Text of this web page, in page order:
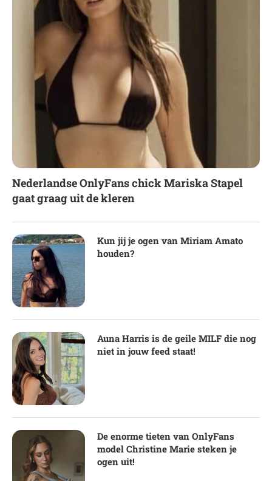
Nederlandse OnlyFans chick Mariska Stapel
gaat graag uit de kleren
Kun jij je ogen van Miriam Amato
houden?
Auna Harris is de geile MILF die nog
niet in jouw feed staat!
De enorme tieten van OnlyFans
model Christine Marie steken je
ogen uit!